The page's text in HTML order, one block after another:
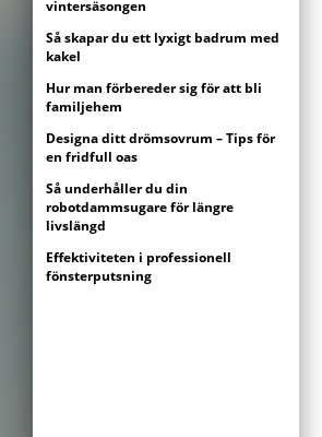
vintersäsongen
Så skapar du ett lyxigt badrum med
kakel
Hur man förbereder sig för att bli
familjehem
Designa ditt drömsovrum – Tips för
en fridfull oas
Så underhåller du din
robotdammsugare för längre
livslängd
Effektiviteten i professionell
fönsterputsning